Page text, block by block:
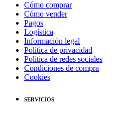
Cómo comprar
Cómo vender
Pagos
Logística
Información legal
Política de privacidad
Política de redes sociales
Condiciones de compra
Cookies
SERVICIOS